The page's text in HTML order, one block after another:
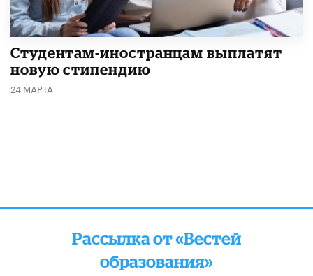
Студентам-иностранцам выплатят
новую стипендию
24 МАРТА
Рассылка от «Вестей
образования»